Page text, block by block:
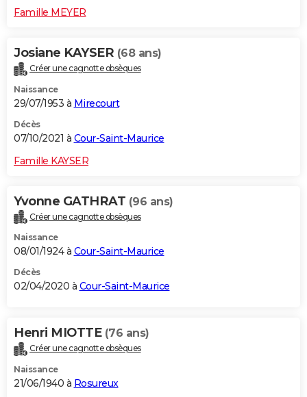
Famille MEYER
Josiane KAYSER (68 ans)
Créer une cagnotte obsèques
Naissance
29/07/1953 à Mirecourt
Décès
07/10/2021 à Cour-Saint-Maurice
Famille KAYSER
Yvonne GATHRAT (96 ans)
Créer une cagnotte obsèques
Naissance
08/01/1924 à Cour-Saint-Maurice
Décès
02/04/2020 à Cour-Saint-Maurice
Henri MIOTTE (76 ans)
Créer une cagnotte obsèques
Naissance
21/06/1940 à Rosureux